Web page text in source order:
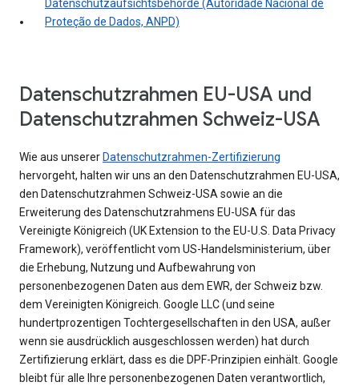
Datenschutzaufsichtsbehörde (Autoridade Nacional de
Proteção de Dados, ANPD)
Datenschutzrahmen EU-USA und
Datenschutzrahmen Schweiz-USA
Wie aus unserer Datenschutzrahmen-Zertifizierung
hervorgeht, halten wir uns an den Datenschutzrahmen EU-USA,
den Datenschutzrahmen Schweiz-USA sowie an die
Erweiterung des Datenschutzrahmens EU-USA für das
Vereinigte Königreich (UK Extension to the EU-U.S. Data Privacy
Framework), veröffentlicht vom US-Handelsministerium, über
die Erhebung, Nutzung und Aufbewahrung von
personenbezogenen Daten aus dem EWR, der Schweiz bzw.
dem Vereinigten Königreich. Google LLC (und seine
hundertprozentigen Tochtergesellschaften in den USA, außer
wenn sie ausdrücklich ausgeschlossen werden) hat durch
Zertifizierung erklärt, dass es die DPF-Prinzipien einhält. Google
bleibt für alle Ihre personenbezogenen Daten verantwortlich,